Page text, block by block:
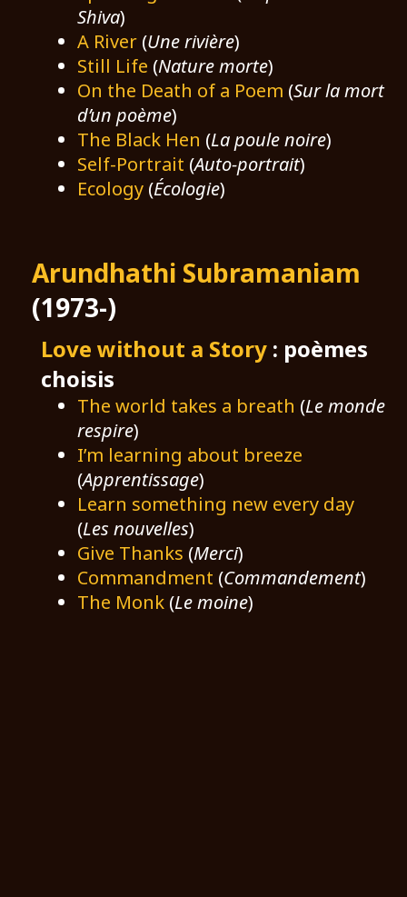
Shiva)
A River(Une rivière)
Still Life (Nature morte)
On the Death of a Poem (Sur la mort
d’un poème)
The Black Hen (La poule noire)
Self-Portrait (Auto-portrait)
Ecology(Écologie)
Arundhathi Subramaniam
(1973-)
Love without a Story: poèmes
choisis
The world takes a breath (Le monde
respire)
I’m learning about breeze
(Apprentissage)
Learn something new every day
(Les nouvelles)
Give Thanks (Merci)
Commandment (Commandement)
The Monk(Le moine)